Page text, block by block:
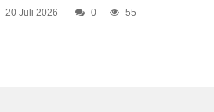
20 Juli 2026 0 55